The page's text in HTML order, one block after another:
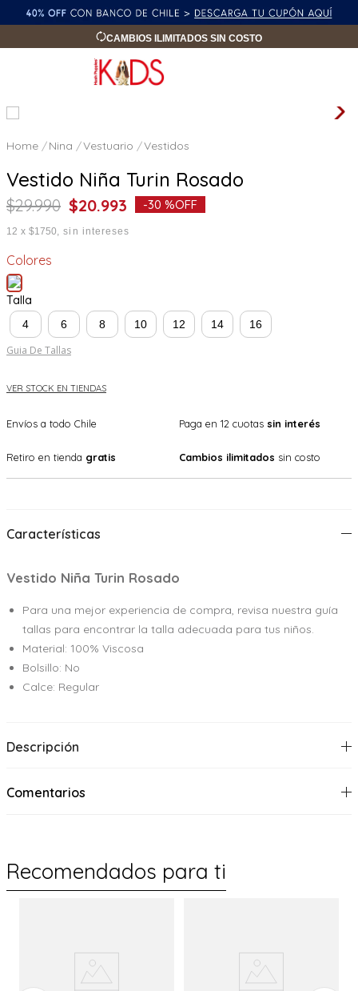
CAMBIOS ILIMITADOS SIN COSTO
Nina Vestuario Vestidos
Vestido Niña Turin Rosado
$29.990 $20.993 -30 %OFF
12 x $1750 sin intereses
Colores
Talla
4 6 8 10 12 14 16
Guia De Tallas
VER STOCK EN TIENDAS
Envíos a todo Chile Paga en 12 cuotas sin interés
Retiro en tienda gratis Cambios ilimitados sin costo
Características
Vestido Niña Turin Rosado
Para una mejor experiencia de compra, revisa nuestra guía
tallas para encontrar la talla adecuada para tus niños.
Material: 100% Viscosa
Bolsillo: No
Calce: Regular
Descripción
Comentarios
Recomendados para ti